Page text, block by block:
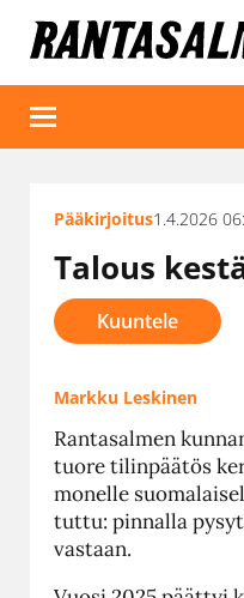
Pääkirjoitus1.4.2026
Talous
Kuuntele
Markku Leskinen
Rantasalmen
tuore tilinpäätös
monelle
tuttu: pinnalla
vastaan.